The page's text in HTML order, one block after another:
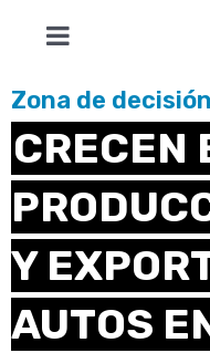
Zona de decisión
CRECEN
Y
AUTOS